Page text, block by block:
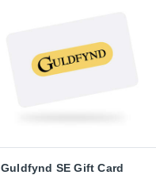
Guldfynd SE Gift Card